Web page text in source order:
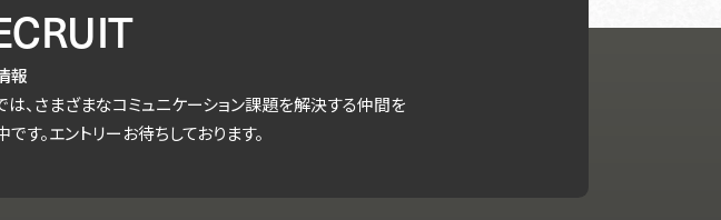
報
は、さまざまなコミュニケーション課題を解決する仲間を
す。エントリーお待ちしております。